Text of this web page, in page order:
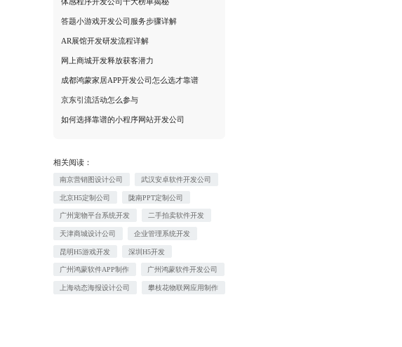
答题小游戏开发公司服务步骤详解
AR展馆开发研发流程详解
网上商城开发释放获客潜力
成都鸿蒙家居APP开发公司怎么选才靠谱
京东引流活动怎么参与
如何选择靠谱的小程序网站开发公司
相关阅读：
南京营销图设计公司 武汉安卓软件开发公司
北京H5定制公司 陇南PPT定制公司
广州宠物平台系统开发 二手拍卖软件开发
天津商城设计公司 企业管理系统开发
昆明H5游戏开发 深圳H5开发
广州鸿蒙软件APP制作 广州鸿蒙软件开发公司
上海动态海报设计公司 攀枝花物联网应用制作